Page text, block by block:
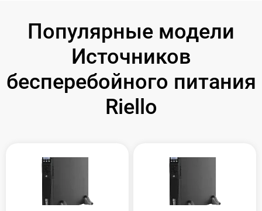
Популярные модели
Источников
бесперебойного питания
Riello